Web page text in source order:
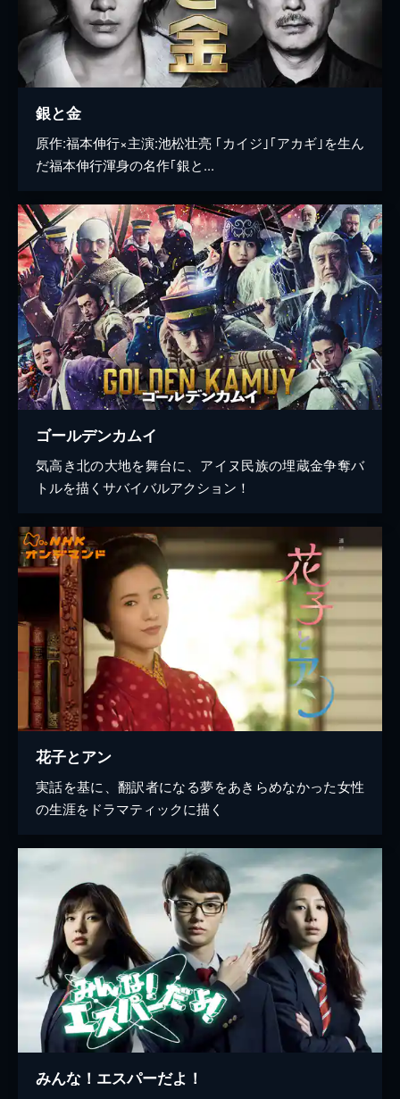
銀と金
原作:福本伸行×主演:池松壮亮 ｢カイジ｣｢アカギ｣を生ん
だ福本伸行渾身の名作｢銀と...
ゴールデンカムイ
気高き北の大地を舞台に、アイヌ民族の埋蔵金争奪バ
トルを描くサバイバルアクション！
花子とアン
実話を基に、翻訳者になる夢をあきらめなかった女性
の生涯をドラマティックに描く
みんな！エスパーだよ！